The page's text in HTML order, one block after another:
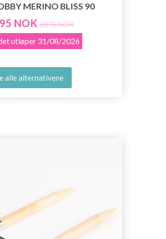
MERINO BLISS 90
NOK 68,95 NOK
utløper 31/08/2026
alle alternativene